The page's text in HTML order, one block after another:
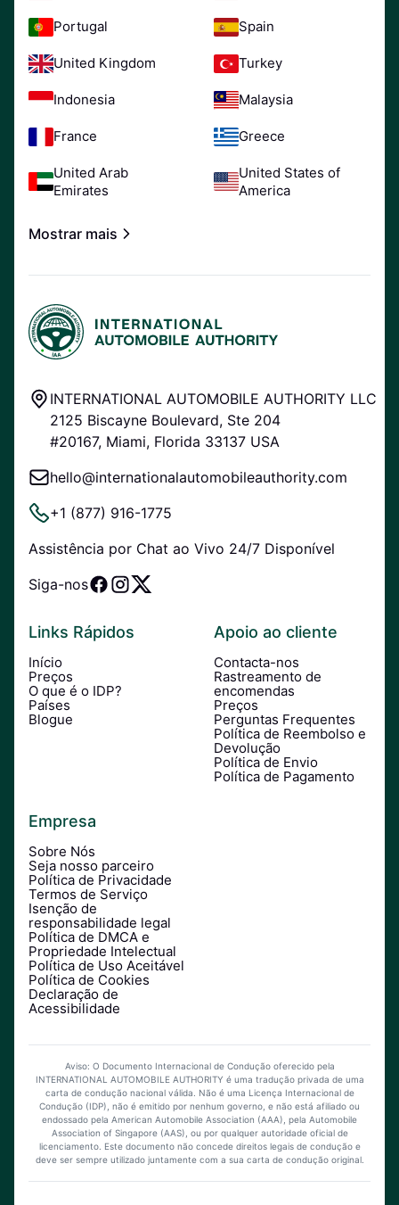
Portugal Spain
United Kingdom Turkey
Indonesia Malaysia
France Greece
United Arab
Emirates
United States of
America
Mostrar mais
INTERNATIONAL AUTOMOBILE AUTHORITY LLC
2125 Biscayne Boulevard, Ste 204
#20167, Miami, Florida 33137 USA
hello@internationalautomobileauthority.com
+1 (877) 916-1775
Assistência por Chat ao Vivo 24/7 Disponível
Siga-nos
Links Rápidos
Início
Preços
O que é o IDP?
Países
Blogue
Apoio ao cliente
Contacta-nos
Rastreamento de
encomendas
Preços
Perguntas Frequentes
Política de Reembolso e
Devolução
Política de Envio
Política de Pagamento
Empresa
Sobre Nós
Seja nosso parceiro
Política de Privacidade
Termos de Serviço
Isenção de
responsabilidade legal
Política de DMCA e
Propriedade Intelectual
Política de Uso Aceitável
Política de Cookies
Declaração de
Acessibilidade
Aviso: O Documento Internacional de Condução oferecido pela
INTERNATIONAL AUTOMOBILE AUTHORITY é uma tradução privada de uma
carta de condução nacional válida. Não é uma Licença Internacional de
Condução (IDP), não é emitido por nenhum governo, e não está afiliado ou
endossado pela American Automobile Association (AAA), pela Automobile
Association of Singapore (AAS), ou por qualquer autoridade oficial de
licenciamento. Este documento não concede direitos legais de condução e
deve ser sempre utilizado juntamente com a sua carta de condução original.